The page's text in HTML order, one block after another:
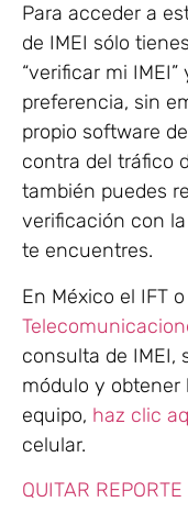
Para acceder a
de IMEI sólo
“verificar mi
preferencia, sin
propio software
contra del tráfico
también puedes
verificación con
te encuentres.
En México el IFT o
consulta de IMEI,
módulo y obtener
equipo, haz clic
celular.
QUITAR